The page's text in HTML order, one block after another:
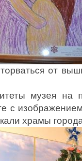
от
музея на
с
храмы